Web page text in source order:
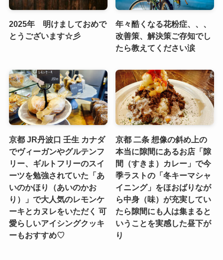
2025年 明けましておめで
とうございます☆彡
年々酷くなる花粉症、、、
改善策、解決策ご存知でし
たら教えてください涙
京都 JR丹波口 壬生 カナダ
でヴィーガンやグルテンフ
リー、ギルトフリーのスイ
ーツを勉強されていた「あ
いのかほり（あいのかお
り）」で大人気のレモンケ
ーキとカヌレをいただく 可
愛らしいアイシングクッキ
ーもおすすめ♡
京都 二条 想像の斜め上の
本当に隙間にあるお店「隙
間（すきま）カレー」で今
季ラストの「冬キーマシャ
イニング」をほおばりなが
ら中身（味）が充実してい
たら隙間にも人は集まると
いうことを実感した昼下が
り